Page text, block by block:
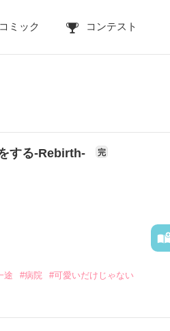
コミック コンテスト
する-Rebirth- 完
途 #病院 #可愛いだけじゃない